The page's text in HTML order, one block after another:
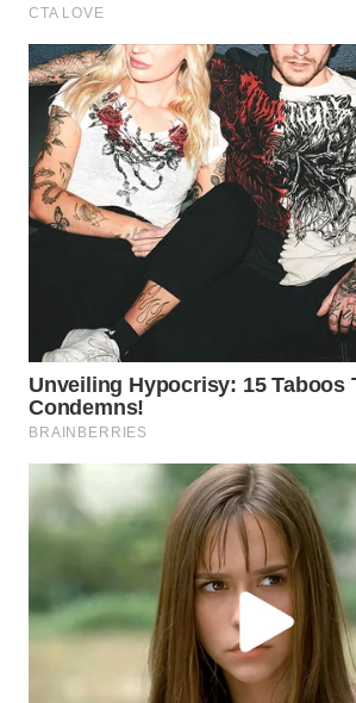
SUMEDANG
WN
CIANJUR
WN
KEPULAUAN
SERIBU
TANGERANG
WN
BINJAI
WN
CIREBON
WN